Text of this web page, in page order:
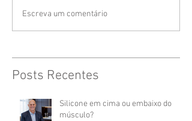
Escreva um comentário
Posts Recentes
Silicone em cima ou embaixo do
músculo?